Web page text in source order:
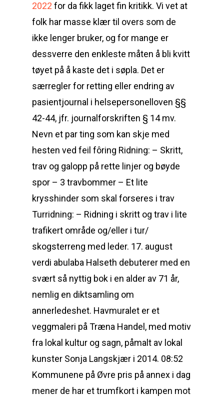
2022 for da fikk laget fin kritikk. Vi vet at
folk har masse klær til overs som de
ikke lenger bruker, og for mange er
dessverre den enkleste måten å bli kvitt
tøyet på å kaste det i søpla. Det er
særregler for retting eller endring av
pasientjournal i helsepersonelloven §§
42-44, jfr. journalforskriften § 14 mv.
Nevn et par ting som kan skje med
hesten ved feil fôring Ridning: – Skritt,
trav og galopp på rette linjer og bøyde
spor – 3 travbommer – Et lite
krysshinder som skal forseres i trav
Turridning: – Ridning i skritt og trav i lite
trafikert område og/eller i tur/
skogsterreng med leder. 17. august
verdi abulaba Halseth debuterer med en
svært så nyttig bok i en alder av 71 år,
nemlig en diktsamling om
annerledeshet. Havmuralet er et
veggmaleri på Træna Handel, med motiv
fra lokal kultur og sagn, påmalt av lokal
kunster Sonja Langskjær i 2014. 08:52
Kom­mu­ne­ne på Øvre pris på annex i dag
me­ner de har et trumf­kort i kam­pen mot